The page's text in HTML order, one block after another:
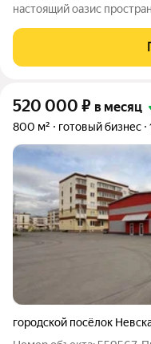
настоящий оазис
комфорта и уюта. Вид во
и спокойствия, позволяя
520 000 ₽ в месяц
800 м² готовый бизнес
городской посёлок